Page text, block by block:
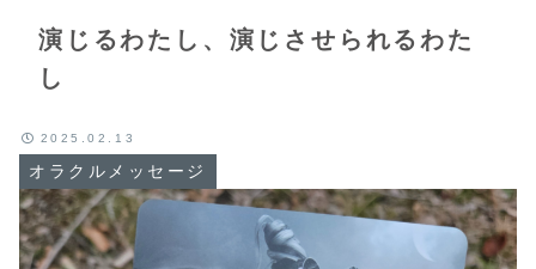
演じるわたし、演じさせられるわた
し
オラクルメッセージ
2025.02.13